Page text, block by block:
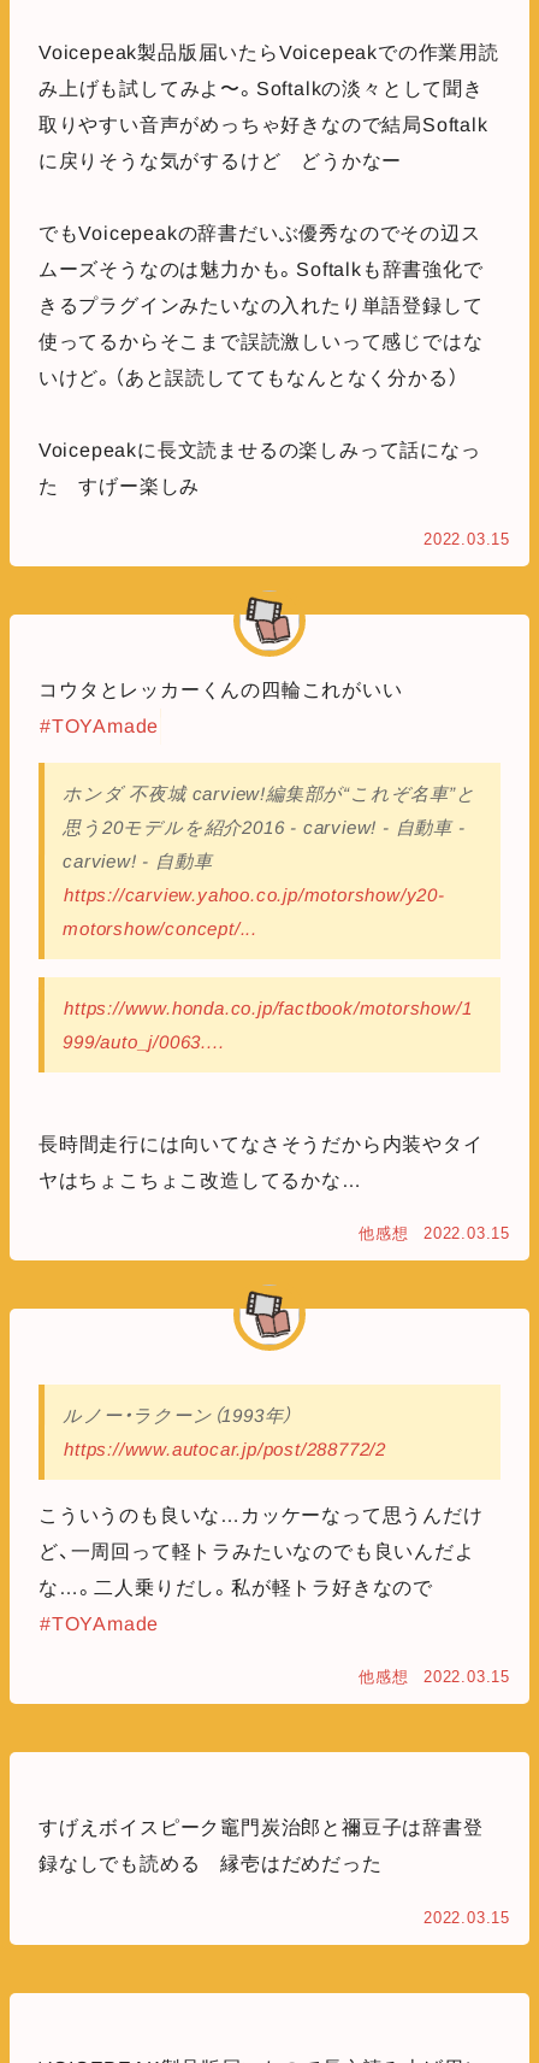
Voicepeak製品版届いたらVoicepeakでの作業用読
み上げも試してみよ〜。Softalkの淡々として聞き
取りやすい音声がめっちゃ好きなので結局Softalk
に戻りそうな気がするけど どうかなー
でもVoicepeakの辞書だいぶ優秀なのでその辺ス
ムーズそうなのは魅力かも。Softalkも辞書強化で
きるプラグインみたいなの入れたり単語登録して
使ってるからそこまで誤読激しいって感じではな
いけど。（あと誤読しててもなんとなく分かる）
Voicepeakに長文読ませるの楽しみって話になっ
た すげー楽しみ
2022.03.15
コウタとレッカーくんの四輪これがいい
#TOYAmade
ホンダ 不夜城 carview!編集部が“これぞ名車”と
思う20モデルを紹介2016 - carview! - 自動車 -
carview! - 自動車
https://carview.yahoo.co.jp/motorshow/y20-
motorshow/concept/...
https://www.honda.co.jp/factbook/motorshow/1
999/auto_j/0063....
長時間走行には向いてなさそうだから内装やタイ
ヤはちょこちょこ改造してるかな…
他感想 2022.03.15
ルノー・ラクーン（1993年）
https://www.autocar.jp/post/288772/2
こういうのも良いな…カッケーなって思うんだけ
ど、一周回って軽トラみたいなのでも良いんだよ
な…。二人乗りだし。私が軽トラ好きなので
#TOYAmade
他感想 2022.03.15
すげえボイスピーク竈門炭治郎と禰豆子は辞書登
録なしでも読める 縁壱はだめだった
2022.03.15